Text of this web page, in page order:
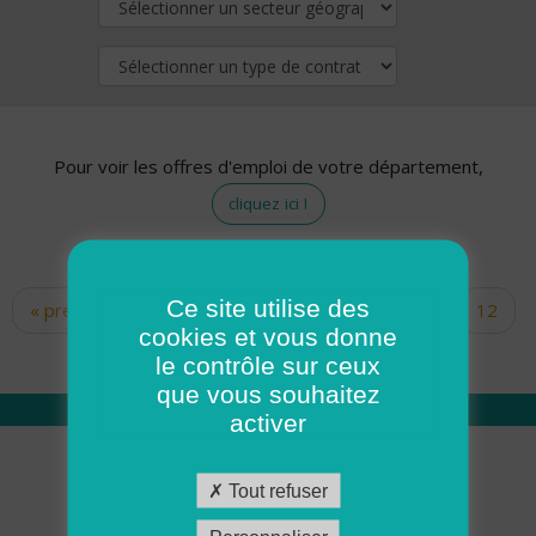
Pour voir les offres d'emploi de votre département,
cliquez ici !
Pages
« premier ‹ précédent … 10
12
14 15 16 17
Qui sommes nous
Académie ADMR
Ce site utilise des
cookies et vous donne
le contrôle sur ceux
que vous souhaitez
activer
Tout refuser